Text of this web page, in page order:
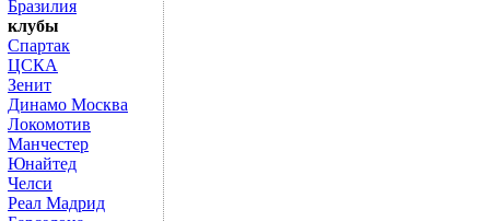
Бразилия
клубы
Спартак
ЦСКА
Зенит
Динамо Москва
Локомотив
Манчестер
Юнайтед
Челси
Реал Мадрид